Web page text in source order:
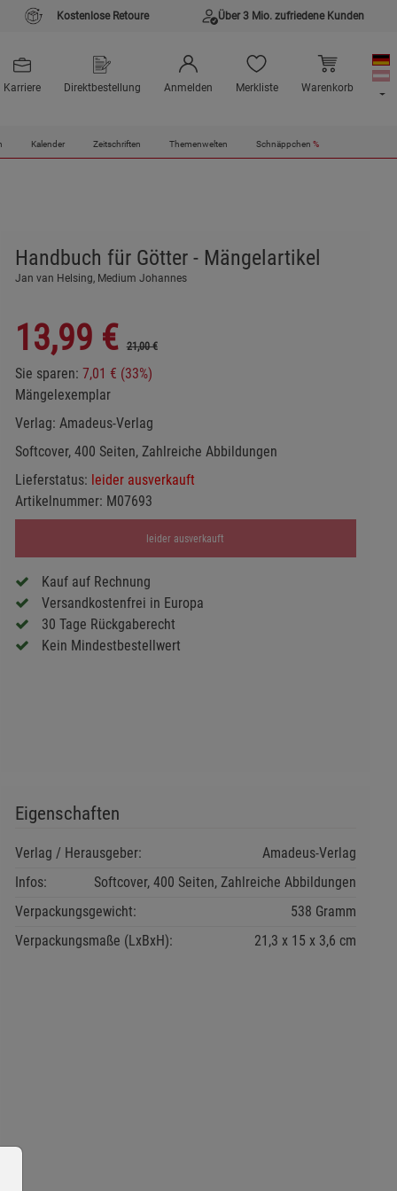
Kostenlose Retoure Über 3 Mio. zufriedene Kunden
Karriere Direktbestellung Anmelden Merkliste Warenkorb
Kalender Zeitschriften Themenwelten Schnäppchen %
Handbuch für Götter - Mängelartikel
Jan van Helsing, Medium Johannes
13,99 € 21,00 €
Sie sparen: 7,01 € (33%)
Mängelexemplar
Verlag: Amadeus-Verlag
Softcover, 400 Seiten, Zahlreiche Abbildungen
Lieferstatus: leider ausverkauft
Artikelnummer: M07693
leider ausverkauft
Kauf auf Rechnung
Versandkostenfrei in Europa
30 Tage Rückgaberecht
Kein Mindestbestellwert
Eigenschaften
Verlag / Herausgeber:
Amadeus-Verlag
Infos:
Softcover, 400 Seiten, Zahlreiche Abbildungen
Verpackungsgewicht:
538 Gramm
Verpackungsmaße (LxBxH):
21,3 15 3,6 cm